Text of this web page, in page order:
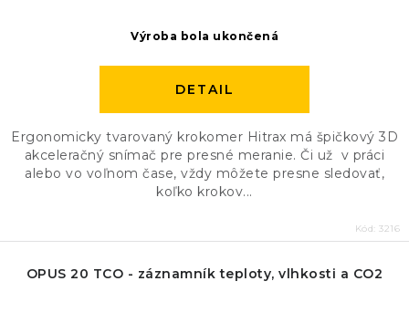
Výroba bola ukončená
DETAIL
Ergonomicky tvarovaný krokomer Hitrax má špičkový 3D
akceleračný snímač pre presné meranie. Či už v práci
alebo vo voľnom čase, vždy môžete presne sledovať,
koľko krokov...
Kód: 3216
OPUS 20 TCO - záznamník teploty, vlhkosti a CO2